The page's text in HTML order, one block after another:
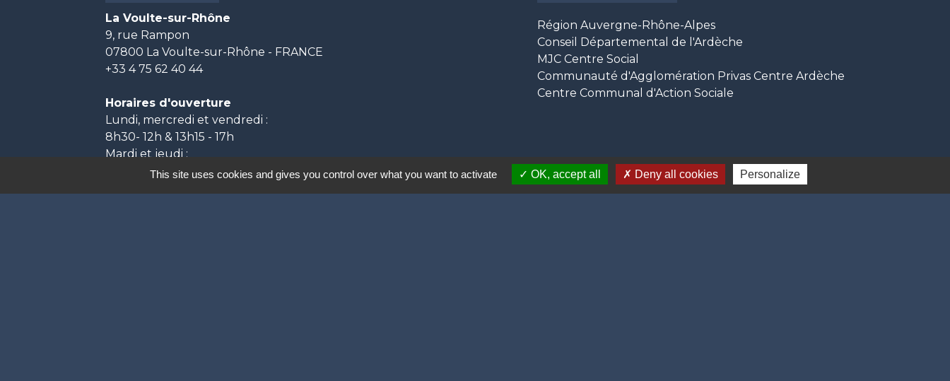
La Voulte-sur-Rhône
9, rue Rampon
07800 La Voulte-sur-Rhône - FRANCE
+33 4 75 62 40 44
Horaires d'ouverture
Lundi, mercredi et vendredi :
8h30- 12h & 13h15 - 17h
Mardi et jeudi :
8h30- 12h & 13h15 - 18h
Région Auvergne-Rhône-Alpes
Conseil Départemental de l'Ardèche
MJC Centre Social
Communauté d'Agglomération Privas Centre Ardèche
Centre Communal d'Action Sociale
This site uses cookies and gives you control over what you want to activate OK, accept all Deny all cookies Personalize